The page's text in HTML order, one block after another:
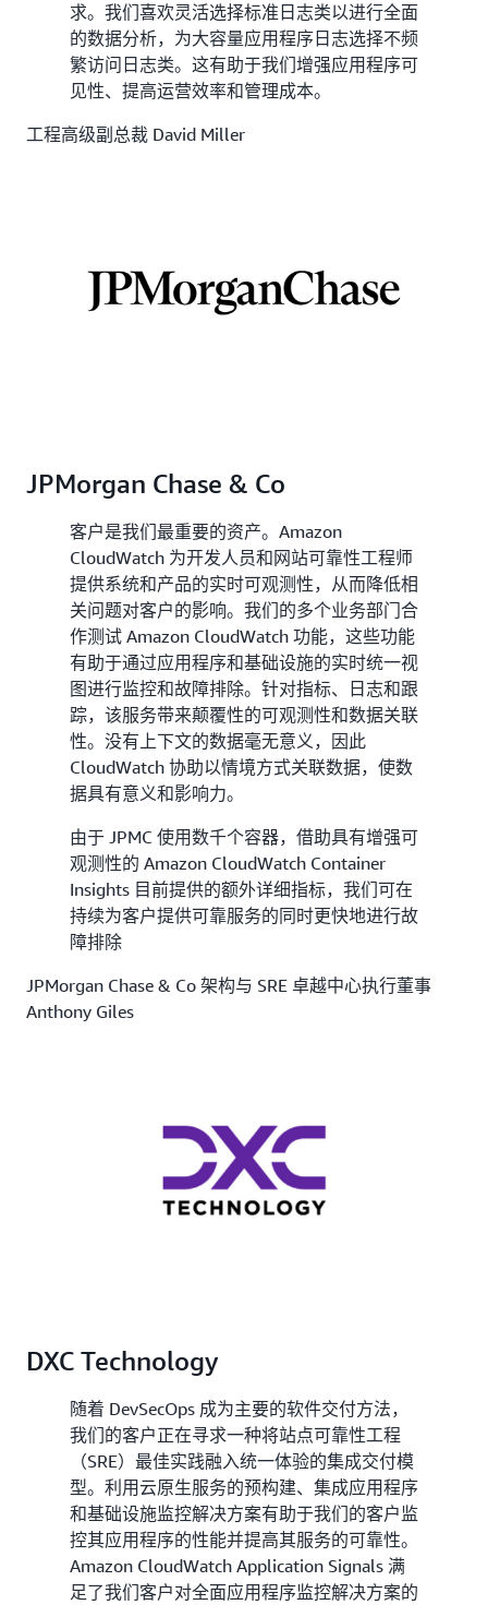
求。我们喜欢灵活选择标准日志类以进行全面
的数据分析，为大容量应用程序日志选择不频
繁访问日志类。这有助于我们增强应用程序可
见性、提高运营效率和管理成本。
工程高级副总裁 David Miller
JPMorgan Chase & Co
客户是我们最重要的资产。Amazon
CloudWatch 为开发人员和网站可靠性工程师
提供系统和产品的实时可观测性，从而降低相
关问题对客户的影响。我们的多个业务部门合
作测试 Amazon CloudWatch 功能，这些功能
有助于通过应用程序和基础设施的实时统一视
图进行监控和故障排除。针对指标、日志和跟
踪，该服务带来颠覆性的可观测性和数据关联
性。没有上下文的数据毫无意义，因此
CloudWatch 协助以情境方式关联数据，使数
据具有意义和影响力。
由于 JPMC 使用数千个容器，借助具有增强可
观测性的 Amazon CloudWatch Container
Insights 目前提供的额外详细指标，我们可在
持续为客户提供可靠服务的同时更快地进行故
障排除
JPMorgan Chase & Co 架构与 SRE 卓越中心执行董事
Anthony Giles
DXC Technology
随着 DevSecOps 成为主要的软件交付方法，
我们的客户正在寻求一种将站点可靠性工程
（SRE）最佳实践融入统一体验的集成交付模
型。利用云原生服务的预构建、集成应用程序
和基础设施监控解决方案有助于我们的客户监
控其应用程序的性能并提高其服务的可靠性。
Amazon CloudWatch Application Signals 满
足了我们客户对全面应用程序监控解决方案的